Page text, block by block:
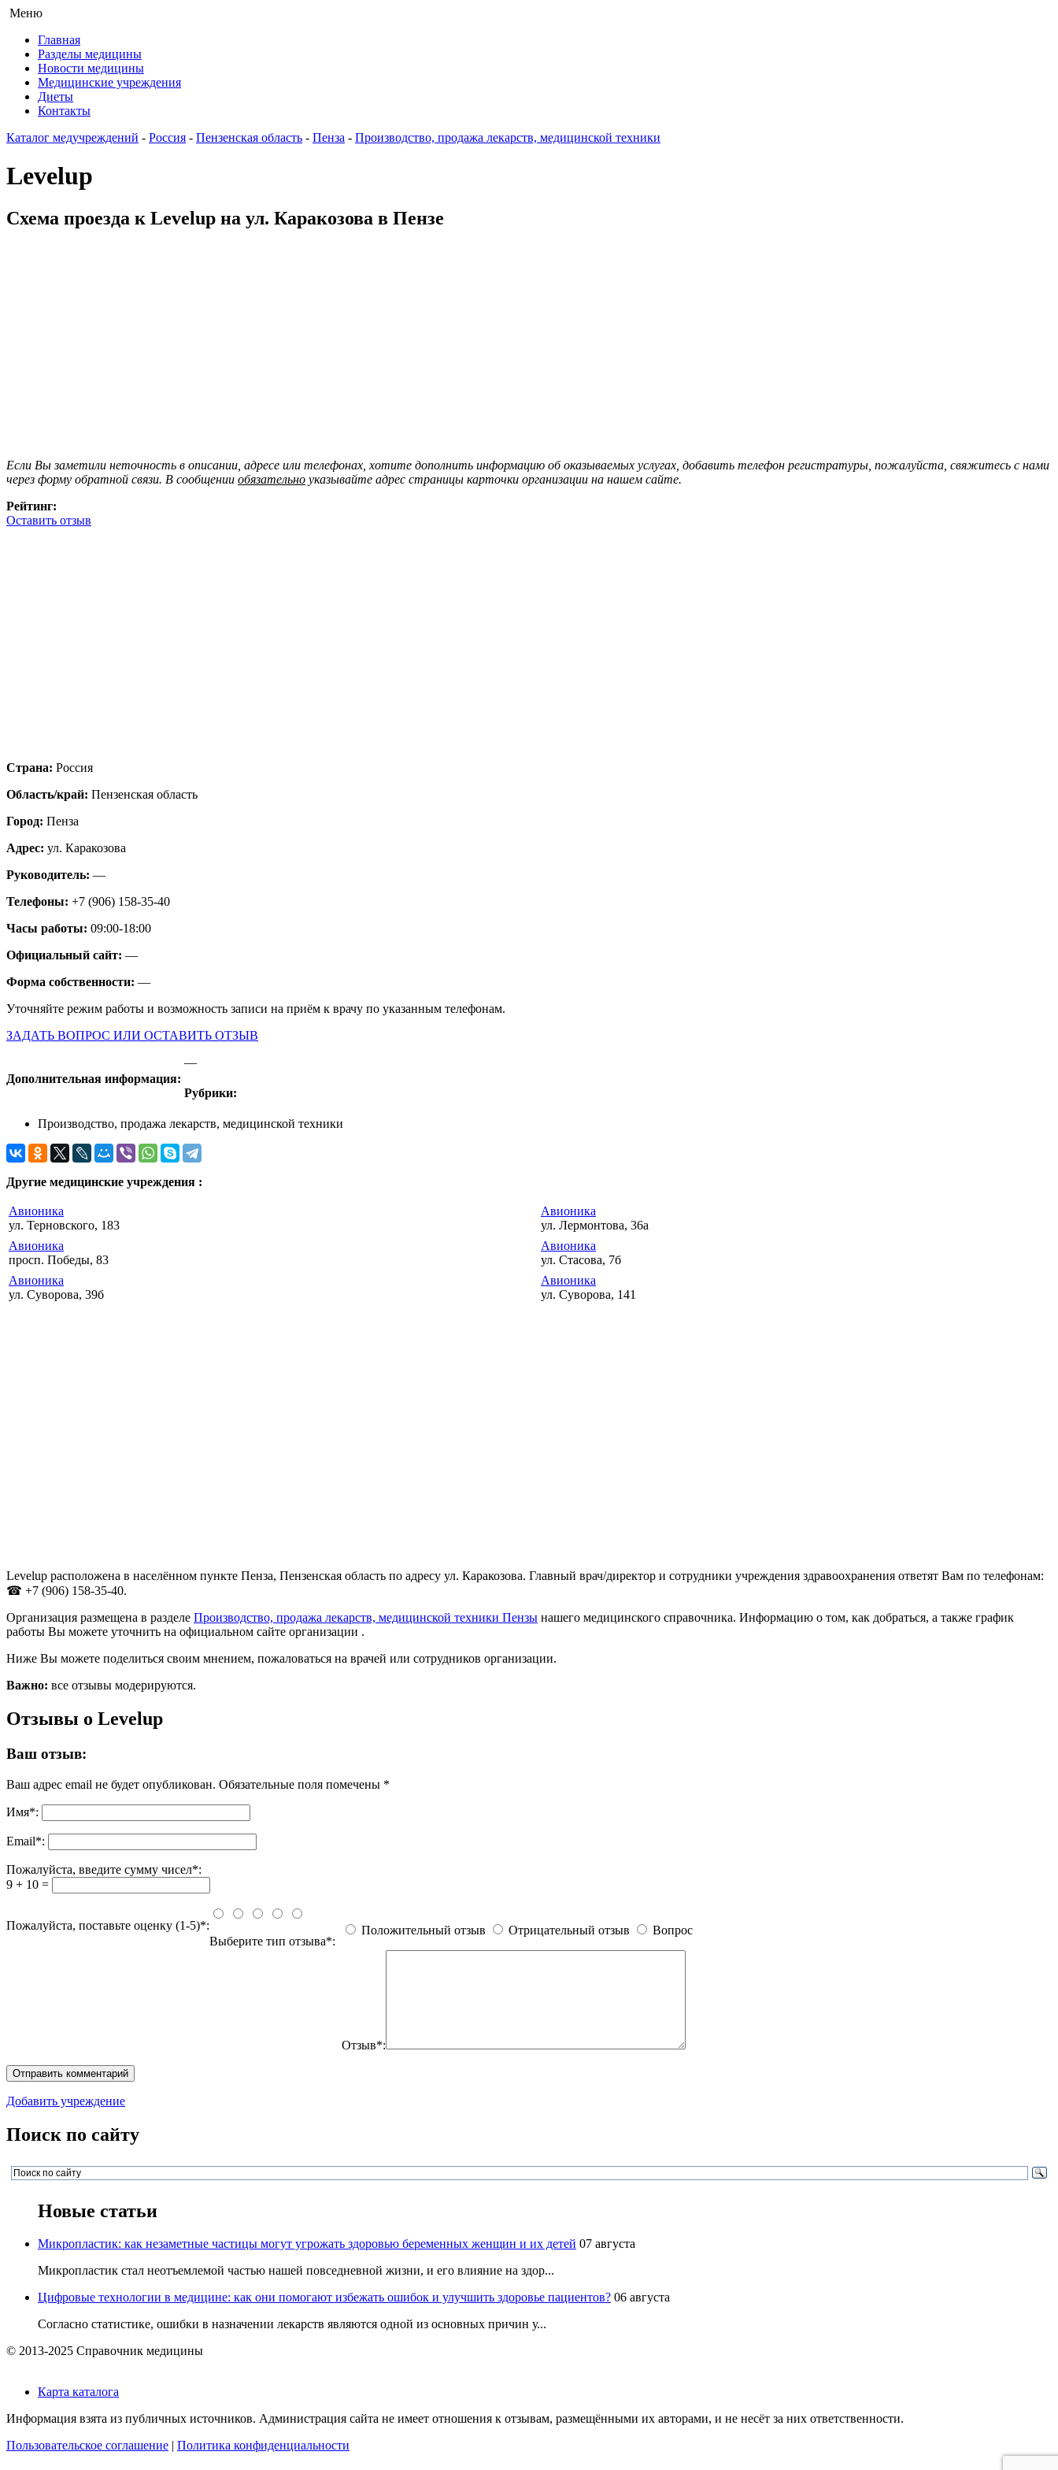
Меню
Главная
Разделы медицины
Новости медицины
Медицинские учреждения
Диеты
Контакты
Каталог медучреждений - Россия - Пензенская область - Пенза - Производство, продажа лекарств, медицинской техники
Levelup
Схема проезда к Levelup на ул. Каракозова в Пензе
Если Вы заметили неточность в описании, адресе или телефонах, хотите дополнить информацию об оказываемых услугах, добавить телефон регистратуры, пожалуйста, свяжитесь с нами
через форму обратной связи. В сообщении обязательно указывайте адрес страницы карточки организации на нашем сайте.
Рейтинг:
Оставить отзыв
Страна: Россия
Область/край: Пензенская область
Город: Пенза
Адрес: ул. Каракозова
Руководитель: —
Телефоны: +7 (906) 158-35-40
Часы работы: 09:00-18:00
Официальный сайт: —
Форма собственности: —
Уточняйте режим работы и возможность записи на приём к врачу по указанным телефонам.
ЗАДАТЬ ВОПРОС ИЛИ ОСТАВИТЬ ОТЗЫВ
Дополнительная информация:
—
Рубрики:
Производство, продажа лекарств, медицинской техники
Другие медицинские учреждения :
Авионика
ул. Терновского, 183
Авионика
ул. Лермонтова, 36а
Авионика
просп. Победы, 83
Авионика
ул. Стасова, 7б
Авионика
ул. Суворова, 39б
Авионика
ул. Суворова, 141
Levelup расположена в населённом пункте Пенза, Пензенская область по адресу ул. Каракозова. Главный врач/директор и сотрудники учреждения здравоохранения ответят Вам по телефонам:
☎ +7 (906) 158-35-40.
Организация размещена в разделе Производство, продажа лекарств, медицинской техники Пензы нашего медицинского справочника. Информацию о том, как добраться, а также график
работы Вы можете уточнить на официальном сайте организации .
Ниже Вы можете поделиться своим мнением, пожаловаться на врачей или сотрудников организации.
Важно: все отзывы модерируются.
Отзывы о Levelup
Ваш отзыв:
Ваш адрес email не будет опубликован. Обязательные поля помечены *
Имя*:
Email*:
Пожалуйста, введите сумму чисел*:
9 + 10 =
Пожалуйста, поставьте оценку (1-5)*:
Выберите тип отзыва*:
Положительный отзыв Отрицательный отзыв Вопрос
Отзыв*:
Добавить учреждение
Поиск по сайту
Новые статьи
Микропластик: как незаметные частицы могут угрожать здоровью беременных женщин и их детей 07 августа
Микропластик стал неотъемлемой частью нашей повседневной жизни, и его влияние на здор...
Цифровые технологии в медицине: как они помогают избежать ошибок и улучшить здоровье пациентов? 06 августа
Согласно статистике, ошибки в назначении лекарств являются одной из основных причин у...
© 2013-2025 Справочник медицины
Карта каталога
Информация взята из публичных источников. Администрация сайта не имеет отношения к отзывам, размещёнными их авторами, и не несёт за них ответственности.
Пользовательское соглашение
Политика конфиденциальности